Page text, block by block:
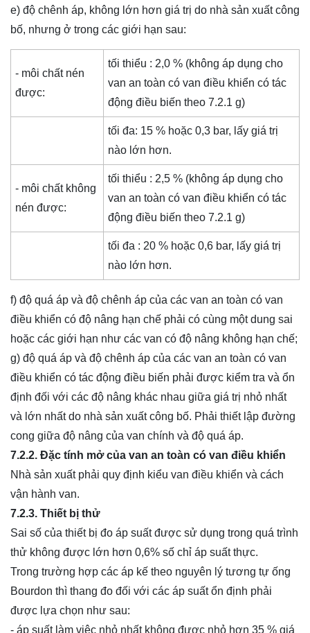
e) độ chênh áp, không lớn hơn giá trị do nhà sản xuất công
bố, nhưng ở trong các giới hạn sau:
- môi chất nén
được:
tối thiểu : 2,0 % (không áp dụng cho
van an toàn có van điều khiển có tác
động điều biến theo 7.2.1 g)
tối đa: 15 % hoặc 0,3 bar, lấy giá trị
nào lớn hơn.
- môi chất không
nén được:
tối thiểu : 2,5 % (không áp dụng cho
van an toàn có van điều khiển có tác
động điều biến theo 7.2.1 g)
tối đa : 20 % hoặc 0,6 bar, lấy giá trị
nào lớn hơn.
f) độ quá áp và độ chênh áp của các van an toàn có van
điều khiển có độ nâng hạn chế phải có cùng một dung sai
hoặc các giới hạn như các van có độ nâng không hạn chế;
g) độ quá áp và độ chênh áp của các van an toàn có van
điều khiển có tác động điều biến phải được kiểm tra và ổn
định đối với các độ nâng khác nhau giữa giá trị nhỏ nhất
và lớn nhất do nhà sản xuất công bố. Phải thiết lập đường
cong giữa độ nâng của van chính và độ quá áp.
7.2.2. Đặc tính mở của van an toàn có van điều khiển
Nhà sản xuất phải quy định kiểu van điều khiển và cách
vận hành van.
7.2.3. Thiết bị thử
Sai số của thiết bị đo áp suất được sử dụng trong quá trình
thử không được lớn hơn 0,6% số chỉ áp suất thực.
Trong trường hợp các áp kế theo nguyên lý tương tự ống
Bourdon thì thang đo đối với các áp suất ổn định phải
được lựa chọn như sau:
- áp suất làm việc nhỏ nhất không được nhỏ hơn 35 % giá